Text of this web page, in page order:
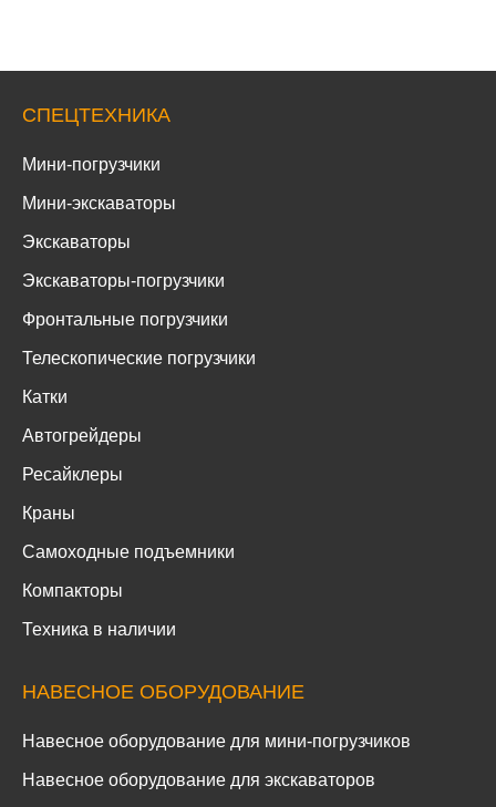
СПЕЦТЕХНИКА
Мини-погрузчики
Мини-экскаваторы
Экскаваторы
Экскаваторы-погрузчики
Фронтальные погрузчики
Телескопические погрузчики
Катки
Автогрейдеры
Ресайклеры
Краны
Самоходные подъемники
Компакторы
Техника в наличии
НАВЕСНОЕ ОБОРУДОВАНИЕ
Навесное оборудование для мини-погрузчиков
Навесное оборудование для экскаваторов